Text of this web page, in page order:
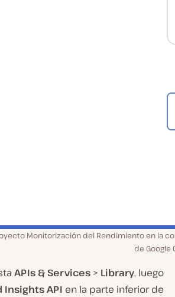
Monitorización del Rendimiento en la
de Google
APIs & Services > Library, luego
Insights API en la parte inferior de